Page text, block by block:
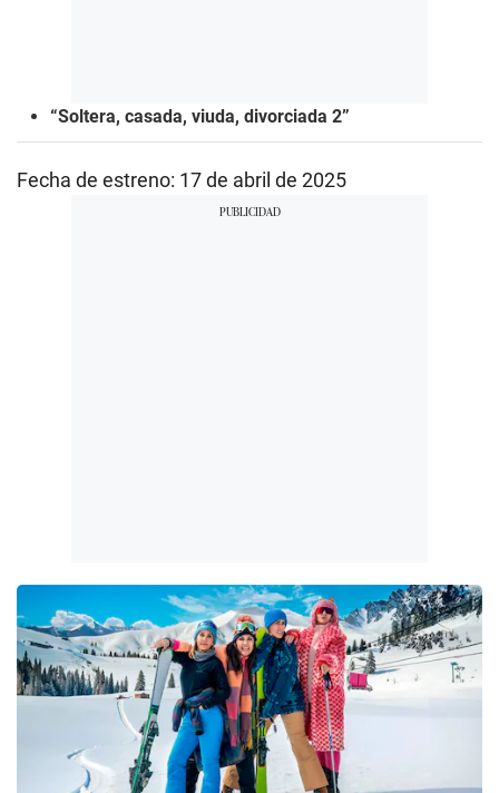
“Soltera, casada, viuda, divorciada 2”
Fecha de estreno: 17 de abril de 2025